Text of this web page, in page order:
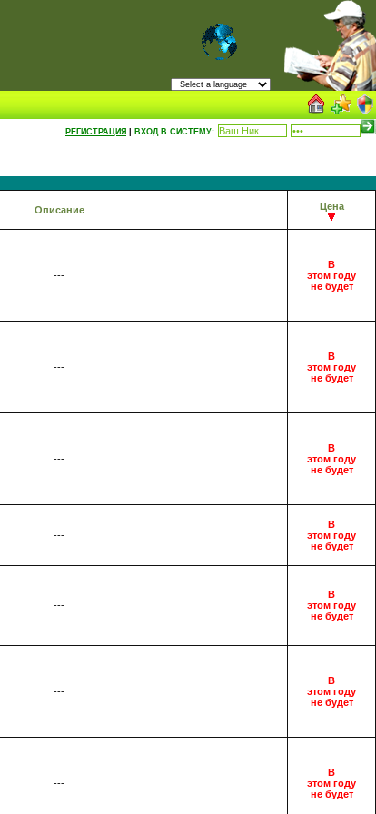
РЕГИСТРАЦИЯ ВХОД В СИСТЕМУ:
Описание Цена
---
В
этом году
не будет
---
В
этом году
не будет
---
В
этом году
не будет
---
В
этом году
не будет
---
В
этом году
не будет
---
В
этом году
не будет
---
В
этом году
не будет